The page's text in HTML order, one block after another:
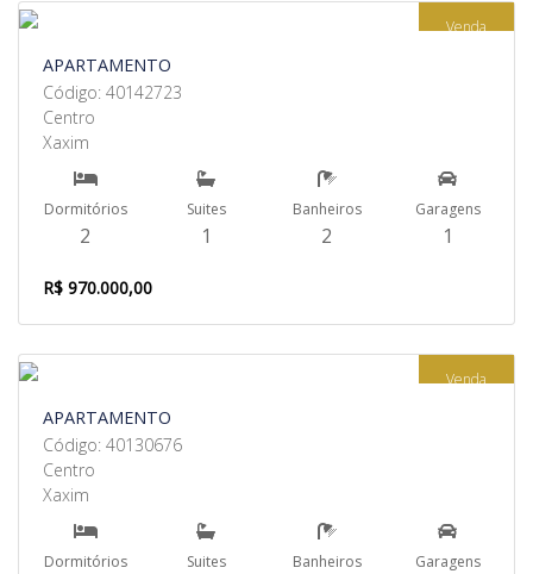
Venda
APARTAMENTO
Código: 40142723
Centro
Xaxim
Dormitórios
2
Suites
1
Banheiros
2
Garagens
1
R$ 970.000,00
Venda
APARTAMENTO
Código: 40130676
Centro
Xaxim
Dormitórios Suites Banheiros Garagens